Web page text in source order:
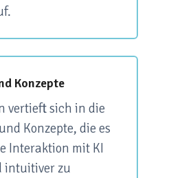
Konzepte
vertieft sich in die
Konzepte, die es
Interaktion mit KI
intuitiver zu